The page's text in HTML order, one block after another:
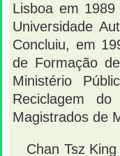
Lisboa em
Universidade
Concluiu, em
de Formação
Ministério
Reciclagem
Magistrados de
Chan Tsz